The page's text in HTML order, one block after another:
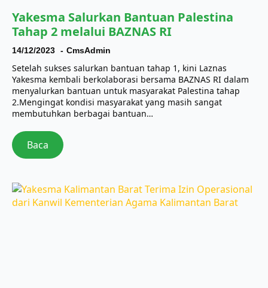
Yakesma Salurkan Bantuan Palestina
Tahap 2 melalui BAZNAS RI
14/12/2023 CmsAdmin
Setelah sukses salurkan bantuan tahap 1, kini Laznas
Yakesma kembali berkolaborasi bersama BAZNAS RI dalam
menyalurkan bantuan untuk masyarakat Palestina tahap
2.Mengingat kondisi masyarakat yang masih sangat
membutuhkan berbagai bantuan…
Baca